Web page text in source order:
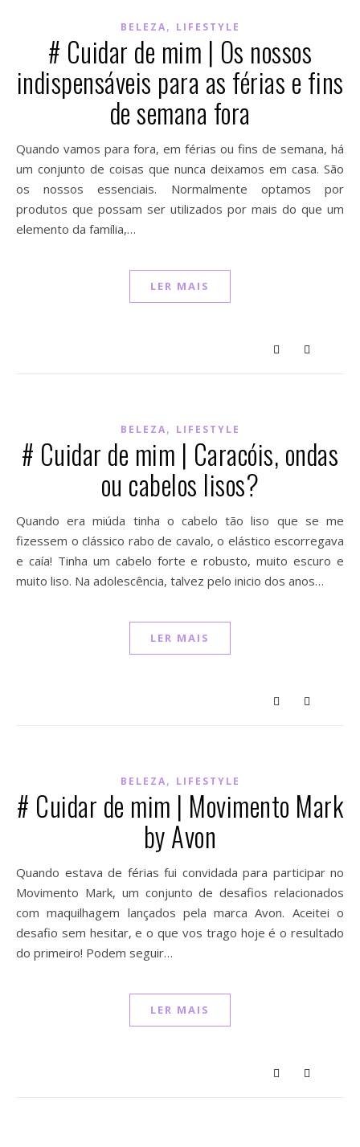
BELEZA, LIFESTYLE
# Cuidar de mim | Os nossos
indispensáveis para as férias e fins
de semana fora
Quando vamos para fora, em férias ou fins de semana, há
um conjunto de coisas que nunca deixamos em casa. São
os nossos essenciais. Normalmente optamos por
produtos que possam ser utilizados por mais do que um
elemento da família,…
LER MAIS
BELEZA, LIFESTYLE
# Cuidar de mim | Caracóis, ondas
ou cabelos lisos?
Quando era miúda tinha o cabelo tão liso que se me
fizessem o clássico rabo de cavalo, o elástico escorregava
e caía! Tinha um cabelo forte e robusto, muito escuro e
muito liso. Na adolescência, talvez pelo inicio dos anos…
LER MAIS
BELEZA, LIFESTYLE
# Cuidar de mim | Movimento Mark
by Avon
Quando estava de férias fui convidada para participar no
Movimento Mark, um conjunto de desafios relacionados
com maquilhagem lançados pela marca Avon. Aceitei o
desafio sem hesitar, e o que vos trago hoje é o resultado
do primeiro! Podem seguir…
LER MAIS